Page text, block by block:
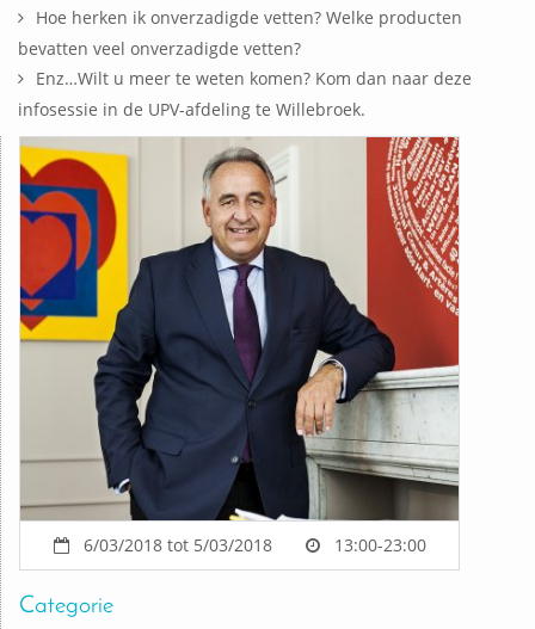
Hoe herken ik onverzadigde vetten? Welke producten
bevatten veel onverzadigde vetten?
Enz…Wilt u meer te weten komen? Kom dan naar deze
infosessie in de UPV-afdeling te Willebroek.
6/03/2018 tot 5/03/2018 13:00-23:00
Categorie